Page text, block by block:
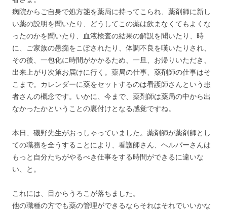
病院からご自身で処方箋を薬局に持ってこられ、薬剤師に新し
い薬の説明を聞いたり、どうしてこの薬は飲まなくてもよくな
ったのかを聞いたり、血液検査の結果の解説を聞いたり、時
に、ご家族の愚痴をこぼされたり、体調不良を嘆いたりされ、
その後、一包化に時間がかかるため、一旦、お帰りいただき、
出来上がり次第お届けに行く。薬局の仕事、薬剤師の仕事はそ
こまで。カレンダーに薬をセットするのは看護師さんという患
者さんの概念です。いかに、今まで、薬剤師は薬局の中から出
なかったかということの裏付けとなる感覚ですね。
本日、磯野先生がおっしゃっていました。薬剤師が薬剤師とし
ての職務を全うすることにより、看護師さん、ヘルパーさんは
もっと自分たちがやるべき仕事をする時間ができるに違いな
い、と。
これには、目からうろこが落ちました。
他の職種の方でも薬の管理ができるならそれはそれでいいかな